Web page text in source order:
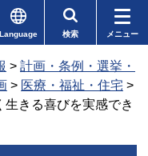
Language 検索 メニュー
> 計画・条例・選挙・
> 医療・福祉・住宅 >
きる喜びを実感でき